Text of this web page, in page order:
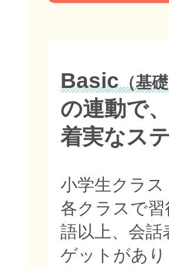
Basic（基
の連動で、
着実なス
小学生クラ
各クラスで
語以上、会話
ゲットがあ